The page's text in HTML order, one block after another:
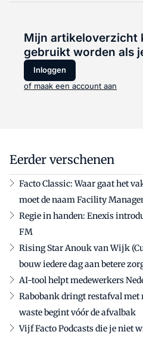
Mijn artikeloverzicht
gebruikt worden als
Inloggen
of maak een account aan
Eerder verschenen
Facto Classic: Waar gaat het
moet de naam Facility
Regie in handen: Enexis
FM
Rising Star Anouk van Wijk
bouw iedere dag aan betere
AI-tool helpt medewerkers
Rabobank dringt restafval
waste begint vóór de afvalbak
Vijf Facto Podcasts die je niet